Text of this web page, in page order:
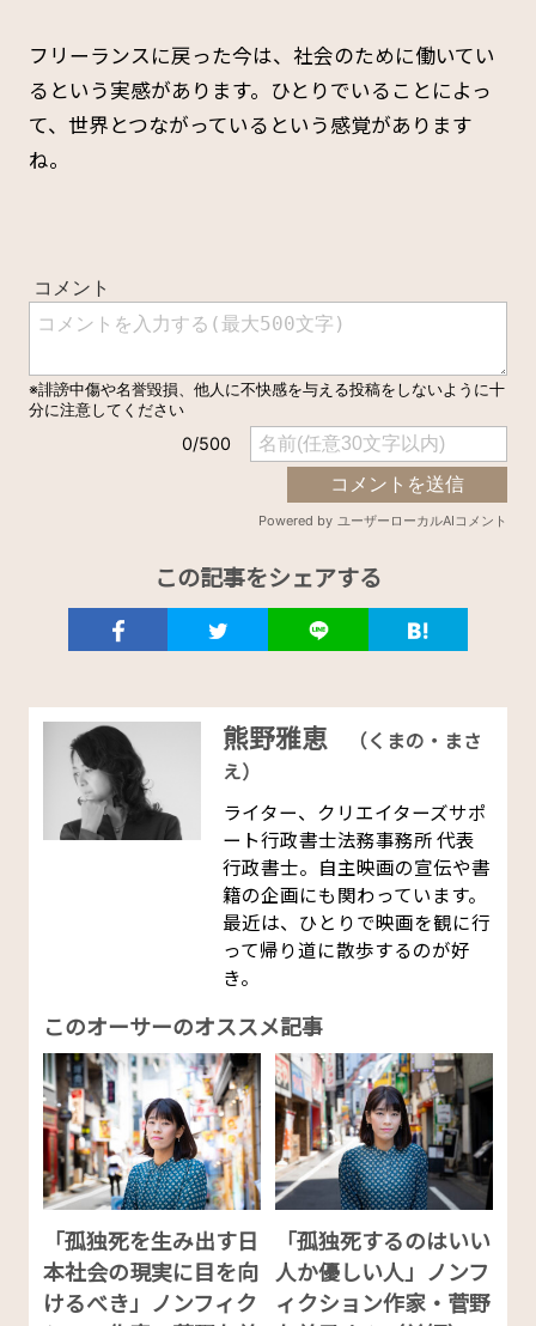
フリーランスに戻った今は、社会のために働いてい
るという実感があります。ひとりでいることによっ
て、世界とつながっているという感覚があります
ね。
この記事をシェアする
熊野雅恵
（くまの・まさ
え）
ライター、クリエイターズサポ
ート行政書士法務事務所 代表
行政書士。自主映画の宣伝や書
籍の企画にも関わっています。
最近は、ひとりで映画を観に行
って帰り道に散歩するのが好
き。
このオーサーのオススメ記事
「孤独死を生み出す日
本社会の現実に目を向
けるべき」ノンフィク
「孤独死するのはいい
人か優しい人」ノンフ
ィクション作家・菅野